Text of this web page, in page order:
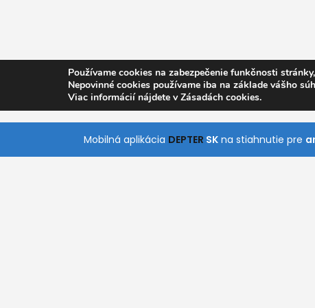
Mobilná aplikácia DEPTER SK na stiahnutie pre
Používame cookies na zabezpečenie funkčnosti
Nepovinné cookies používame iba na základe vášho
Viac informácií nájdete v Zásadách cookies.